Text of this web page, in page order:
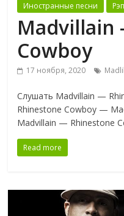
Иностранные песни
Madvillain
Cowboy
17 ноября, 2020
Слушать Madvillain —
Rhinestone Cowboy —
Madvillain — Rhinestone
Read more